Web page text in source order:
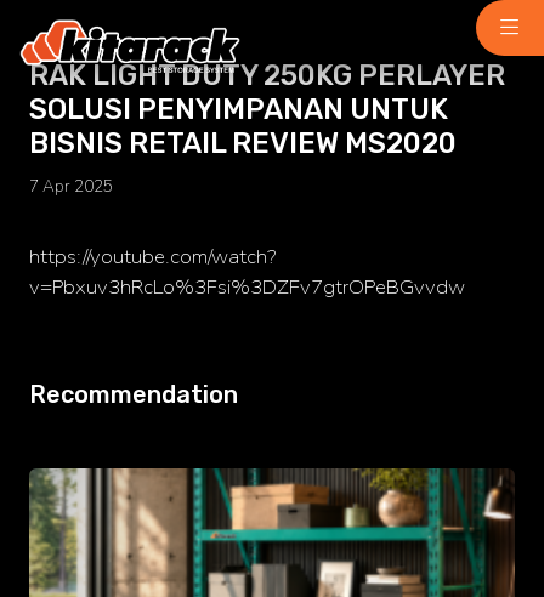
Home
About Us
Why Us
Light Duty
chemindustry.kz
niihimmash.ru
senya-spasatel.ru
Stacking Rack
tesakademi.net
Modular Mezanine
Accessories
RAK LIGHT DUTY 250KG PERLAYER
SOLUSI PENYIMPANAN UNTUK
BISNIS RETAIL REVIEW MS2020
7 Apr 2025
https://youtube.com/watch?
v=Pbxuv3hRcLo%3Fsi%3DZFv7gtrOPeBGvvdw
Recommendation